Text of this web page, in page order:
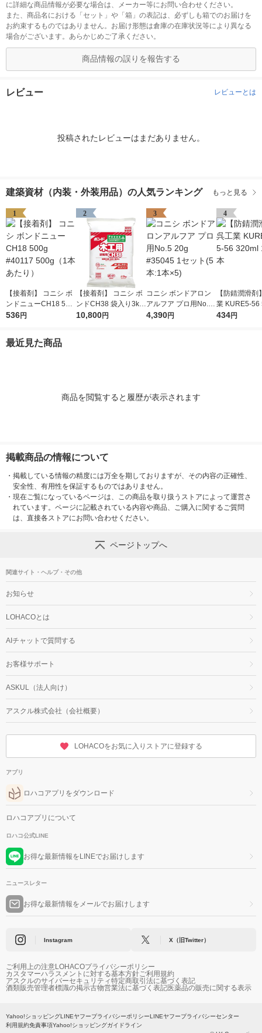
に詳細な商品情報が必要な場合は、メーカー等にお問い合わせください。
また、商品名における「セット」や「箱」の表記は、必ずしも箱でのお届けを
お約束するものではありません。お届け形態は倉庫の在庫状況等により異なる
場合がございます。あらかじめご了承ください。
商品情報の誤りを報告する
レビュー レビューとは
投稿されたレビューはまだありません。
建築資材（内装・外装用品）の人気ランキング もっと見る
1
【接着剤】 コニシ ボ
ンドニューCH18 500
g #40117 500g（1本
536円
2
【接着剤】 コニシ ボ
ンドCH38 袋入り3kg
#40250 3kg（1袋あた
10,800円
3
コニシ ボンドアロン
アルフア プロ用No.5
20g #35045 1セット
4,390円
4
【防錆潤滑剤
業 KURE5-56
0ml 1004 1本
434円
最近見た商品
商品を閲覧すると履歴が表示されます
掲載商品の情報について
・ 掲載している情報の精度には万全を期しておりますが、その内容の正確性、
安全性、有用性を保証するものではありません。
・ 現在ご覧になっているページは、この商品を取り扱うストアによって運営さ
れています。ページに記載されている内容や商品、ご購入に関するご質問
は、直接各ストアにお問い合わせください。
ページトップへ
関連サイト・ヘルプ・その他
お知らせ
LOHACOとは
AIチャットで質問する
お客様サポート
ASKUL（法人向け）
アスクル株式会社（会社概要）
LOHACOをお気に入りストアに登録する
アプリ
ロハコアプリをダウンロード
ロハコアプリについて
ロハコ公式LINE
お得な最新情報をLINEでお届けします
ニュースレター
お得な最新情報をメールでお届けします
Instagram X（旧Twitter）
ご利用上の注意LOHACOプライバシーポリシー
カスタマーハラスメントに対する基本方針ご利用規約
アスクルのサイバーセキュリティ特定商取引法に基づく表記
酒類販売管理者標識の掲示古物営業法に基づく表記医薬品の販売に関する表示
Yahoo!ショッピングLINEヤフープライバシーポリシーLINEヤフープライバシーセンター
利用規約免責事項Yahoo!ショッピングガイドライン